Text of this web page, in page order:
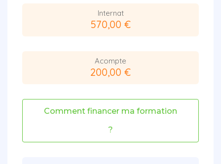
Internat
570,00 €
Acompte
200,00 €
Comment financer ma formation
?